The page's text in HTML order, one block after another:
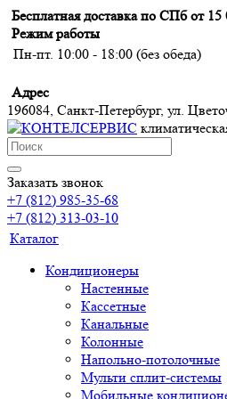
Бесплатная доставка по СПб от 15
Режим работы
Пн-пт. 10:00 - 18:00 (без обеда)
Адрес
196084, Санкт-Петербург, ул.
Заказать звонок
+7 (812) 985-35-68
+7 (812) 313-03-10
Каталог
Кондиционеры
Настенные
Кассетные
Канальные
Колонные
Напольно-потолочные
Мульти сплит-системы
Мобильные